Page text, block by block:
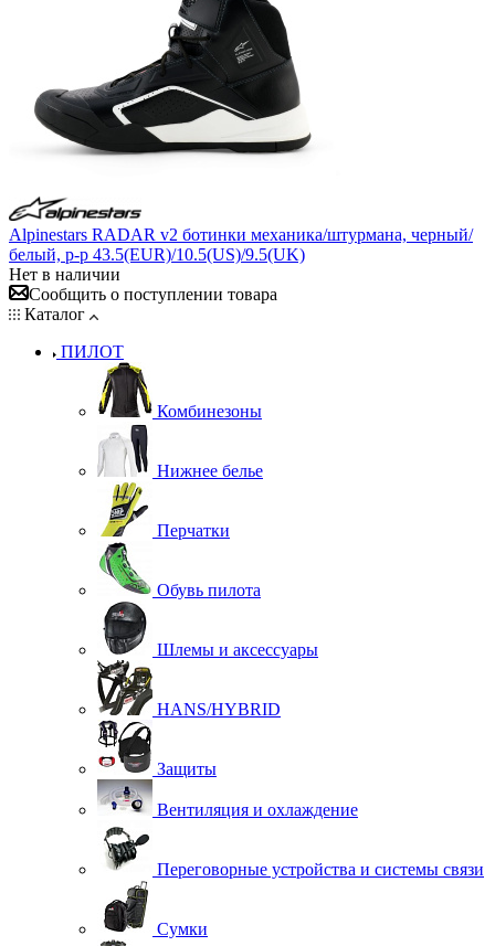
Alpinestars RADAR v2 ботинки механика/штурмана, черный/
белый, р-р 43.5(EUR)/10.5(US)/9.5(UK)
Нет в наличии
Сообщить о поступлении товара
Каталог
ПИЛОТ
Комбинезоны
Нижнее белье
Перчатки
Обувь пилота
Шлемы и аксессуары
HANS/HYBRID
Защиты
Вентиляция и охлаждение
Переговорные устройства и системы связи
Сумки